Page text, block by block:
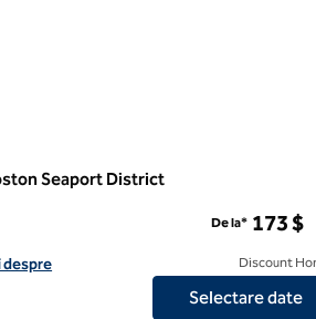
Seaport District
hotelului pentru districtul Hampton Inn
despre
De la* 173 $
Discount
Selectare date